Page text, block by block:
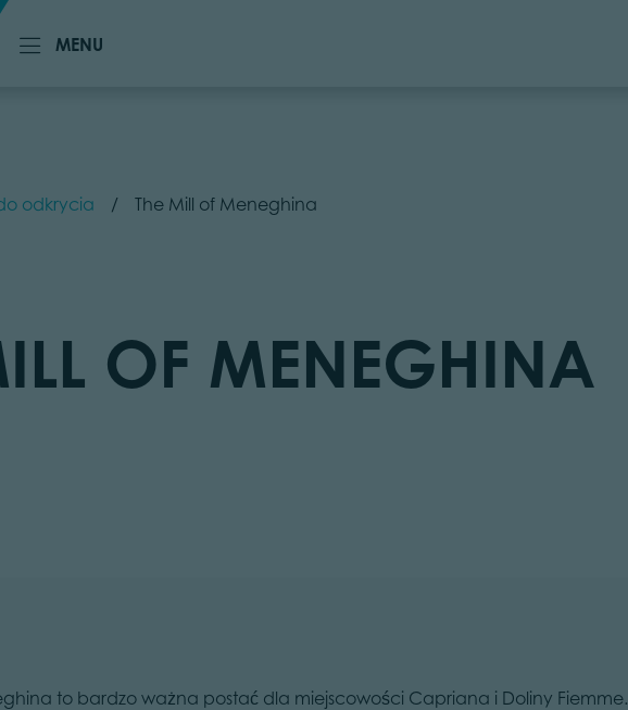
MENU
MENU
odkrycia The Mill of Meneghina
OF MENEGHINA
to bardzo ważna postać dla miejscowości Capriana i Doliny Fiemme.